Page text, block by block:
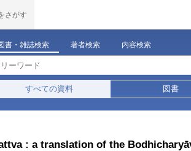
さがす
書・雑誌検索 著者検索 内容検索
すべての資料 図書
: a translation of the